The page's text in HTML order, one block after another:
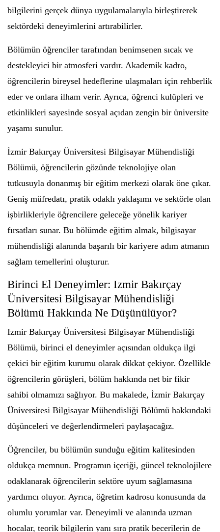
bilgilerini gerçek dünya uygulamalarıyla birleştirerek
sektördeki deneyimlerini artırabilirler.
Bölümün öğrenciler tarafından benimsenen sıcak ve
destekleyici bir atmosferi vardır. Akademik kadro,
öğrencilerin bireysel hedeflerine ulaşmaları için rehberlik
eder ve onlara ilham verir. Ayrıca, öğrenci kulüpleri ve
etkinlikleri sayesinde sosyal açıdan zengin bir üniversite
yaşamı sunulur.
İzmir Bakırçay Üniversitesi Bilgisayar Mühendisliği
Bölümü, öğrencilerin gözünde teknolojiye olan
tutkusuyla donanmış bir eğitim merkezi olarak öne çıkar.
Geniş müfredatı, pratik odaklı yaklaşımı ve sektörle olan
işbirlikleriyle öğrencilere geleceğe yönelik kariyer
fırsatları sunar. Bu bölümde eğitim almak, bilgisayar
mühendisliği alanında başarılı bir kariyere adım atmanın
sağlam temellerini oluşturur.
Birinci El Deneyimler: Izmir Bakırçay
Üniversitesi Bilgisayar Mühendisliği
Bölümü Hakkında Ne Düşünülüyor?
Izmir Bakırçay Üniversitesi Bilgisayar Mühendisliği
Bölümü, birinci el deneyimler açısından oldukça ilgi
çekici bir eğitim kurumu olarak dikkat çekiyor. Özellikle
öğrencilerin görüşleri, bölüm hakkında net bir fikir
sahibi olmamızı sağlıyor. Bu makalede, İzmir Bakırçay
Üniversitesi Bilgisayar Mühendisliği Bölümü hakkındaki
düşünceleri ve değerlendirmeleri paylaşacağız.
Öğrenciler, bu bölümün sunduğu eğitim kalitesinden
oldukça memnun. Programın içeriği, güncel teknolojilere
odaklanarak öğrencilerin sektöre uyum sağlamasına
yardımcı oluyor. Ayrıca, öğretim kadrosu konusunda da
olumlu yorumlar var. Deneyimli ve alanında uzman
hocalar, teorik bilgilerin yanı sıra pratik becerilerin de